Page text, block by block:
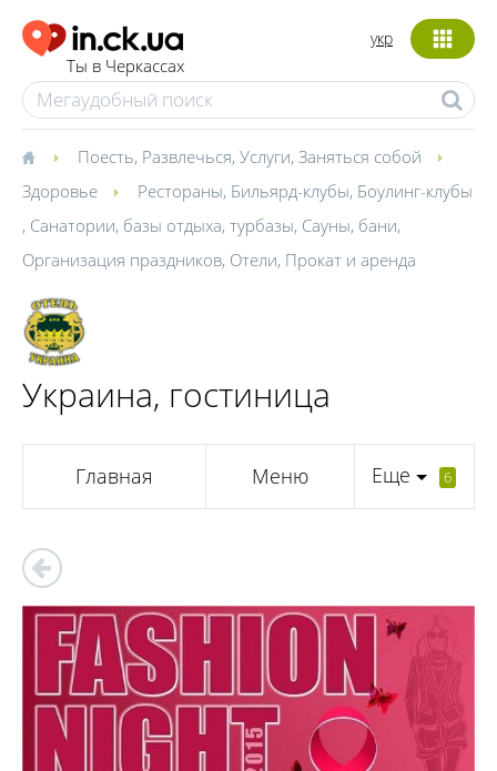
Ты в Черкассах
укр
Поесть, Развлечься, Услуги, Заняться собой
Здоровье
Рестораны, Бильярд-клубы, Боулинг-клубы
, Санатории, базы отдыха, турбазы, Сауны, бани,
Организация праздников, Отели, Прокат и аренда
Украина, гостиница
Главная Меню Еще 6